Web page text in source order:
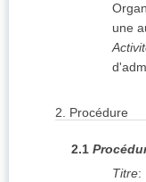
une
2. Procédure
2.1
Titre: